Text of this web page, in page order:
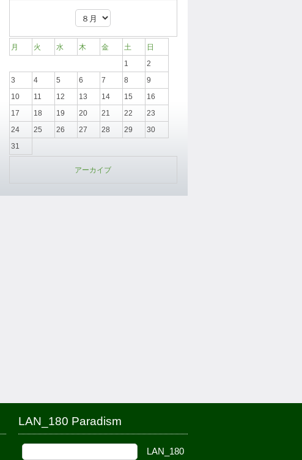
月 火 水 木 金 土
日
1
2
3
4 5 6 7 8
9
10
11 12 13 14 15
16
17
18 19 20 21 22
23
24
25 26 27 28 29
30
31
アーカイブ
LAN_180 Paradism